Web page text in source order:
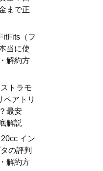
まで正
（フ
当に使
解約方
トラモ
ペアトリ
最安
解説
イン
の評判
解約方